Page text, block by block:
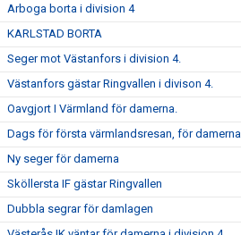
Arboga borta i division 4
KARLSTAD BORTA
Seger mot Västanfors i division 4.
Västanfors gästar Ringvallen i divison 4.
Oavgjort I Värmland för damerna.
Dags för första värmlandsresan, för damerna
Ny seger för damerna
Sköllersta IF gästar Ringvallen
Dubbla segrar för damlagen